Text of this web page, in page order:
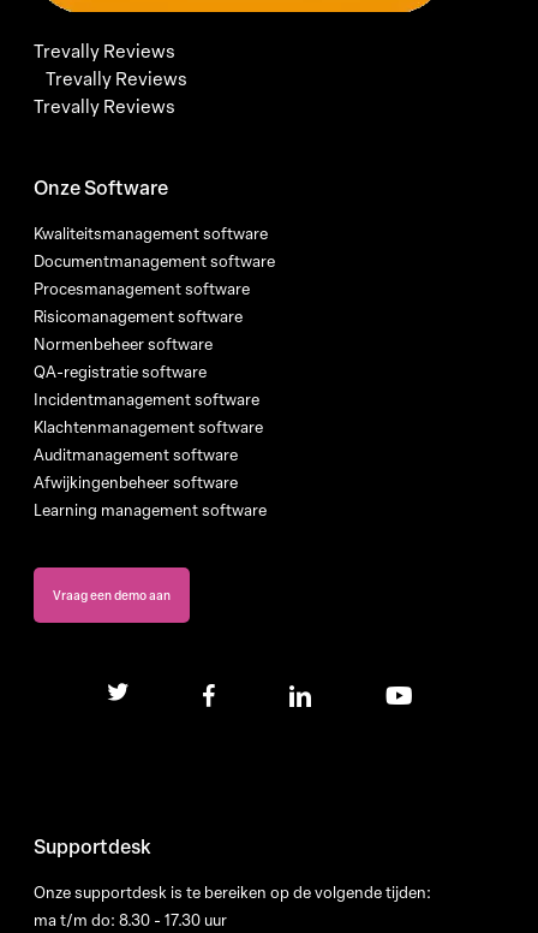
Trevally Reviews
Trevally Reviews
Trevally Reviews
Onze Software
Kwaliteitsmanagement software
Documentmanagement software
Procesmanagement software
Risicomanagement software
Normenbeheer software
QA-registratie software
Incidentmanagement software
Klachtenmanagement software
Auditmanagement software
Afwijkingenbeheer software
Learning management software
Vraag een demo aan
twitter facebook linkedin youtube
Supportdesk
Onze supportdesk is te bereiken op de volgende tijden:
ma t/m do: 8.30 - 17.30 uur